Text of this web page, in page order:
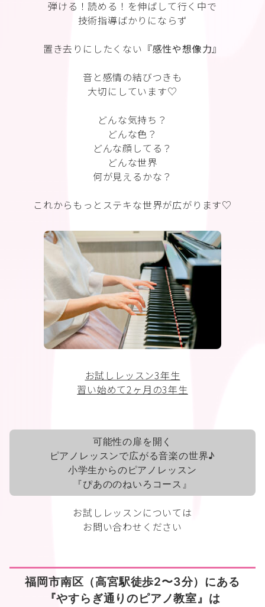
弾ける！読める！を伸ばして行く中で
技術指導ばかりにならず
置き去りにしたくない『感性や想像力』
音と感情の結びつきも
大切にしています♡
どんな気持ち？
どんな色？
どんな顔してる？
どんな世界
何が見えるかな？
これからもっとステキな世界が広がります♡
お試しレッスン3年生
習い始めて2ヶ月の3年生
可能性の扉を開く
ピアノレッスンで広がる音楽の世界♪
小学生からのピアノレッスン
『ぴあののねいろコース』
お試しレッスンについては
お問い合わせください
福岡市南区（高宮駅徒歩2〜3分）にある
『やすらぎ通りのピアノ教室』は